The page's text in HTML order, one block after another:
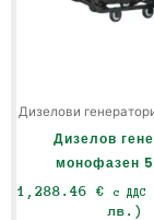
Дизелови
Дизелов
монофазен
1,288.46 € с ДДС
лв.)